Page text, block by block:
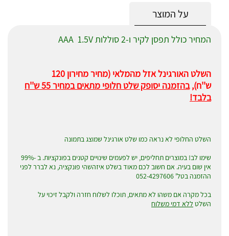
על המוצר
המחיר כולל תפסן לקיר ו-2 סוללות AAA 1.5V
השלט האורגינל אזל מהמלאי (מחיר מחירון 120
ש''ח),
בהזמנה יסופק שלט חלופי מתאים במחיר 55 ש''ח
בלבד!
השלט החלופי לא נראה כמו שלט אורגינל שמוצג בתמונה
שימו לב! במוצרים תחליפים, יש לפעמים שינויים קטנים בפונקציות. ב -99%
אין שום בעיה. אם חשוב לכם מאוד בשלט איזהשהי פונקציה, נא לברר לפני
ההזמנה בטל' 052-4297606
בכל מקרה אם משהו לא מתאים, תוכלו לשלוח חזרה ולקבל זיכוי על
השלט ללא דמי משלוח